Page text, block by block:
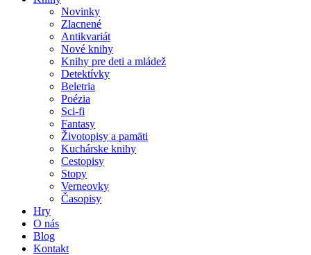
Novinky
Zlacnené
Antikvariát
Nové knihy
Knihy pre deti a mládež
Detektívky
Beletria
Poézia
Sci-fi
Fantasy
Životopisy a pamäti
Kuchárske knihy
Cestopisy
Stopy
Verneovky
Časopisy
Hry
O nás
Blog
Kontakt